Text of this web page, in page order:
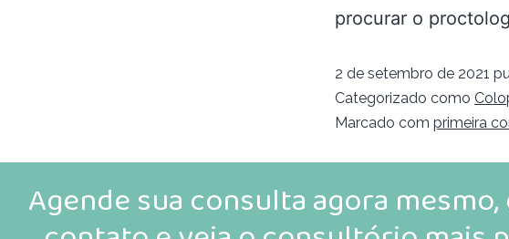
procurar o
2 de setembro de 2021
Categorizado como
Marcado com primeira
Agende sua consulta agora